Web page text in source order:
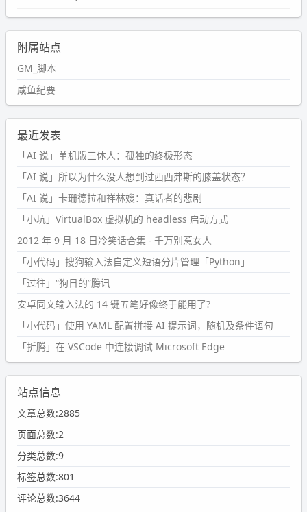
附属站点
GM_脚本
咸鱼纪要
最近发表
「AI 说」单机版三体人：孤独的终极形态
「AI 说」所以为什么没人想到过西西弗斯的膝盖状态？
「AI 说」卡珊德拉和祥林嫂：真话者的悲剧
「小坑」VirtualBox 虚拟机的 headless 启动方式
2012 年 9 月 18 日冷笑话合集 - 千万别惹女人
「小代码」搜狗输入法自定义短语分片管理「Python」
「过往」“狗日的”腾讯
安卓同文输入法的 14 键五笔好像终于能用了?
「小代码」使用 YAML 配置拼接 AI 提示词，随机及条件语句
「折腾」在 VSCode 中连接调试 Microsoft Edge
站点信息
文章总数:2885
页面总数:2
分类总数:9
标签总数:801
评论总数:3644